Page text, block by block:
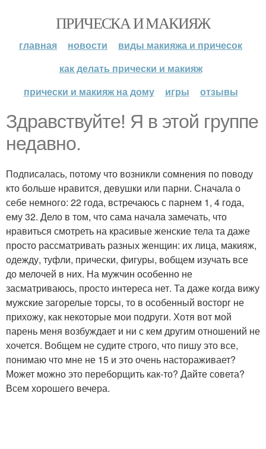
ПРИЧЕСКА И МАКИЯЖ
главная новости
виды макияжа и причесок
как делать прически и макияж
прически и макияж на дому
игры отзывы
Здравствуйте! Я в этой группе
недавно.
Подписалась, потому что возникли сомнения по поводу
кто больше нравится, девушки или парни. Сначала о
себе немного: 22 года, встречаюсь с парнем 1, 4 года,
ему 32. Дело в том, что сама начала замечать, что
нравиться смотреть на красивые женские тела та даже
просто рассматривать разных женщин: их лица, макияж,
одежду, туфли, прически, фигуры, вобщем изучать все
до мелочей в них. На мужчин особенно не
засматриваюсь, просто интереса нет. Та даже когда вижу
мужские загорелые торсы, то в особенный восторг не
прихожу, как некоторые мои подруги. Хотя вот мой
парень меня возбуждает и ни с кем другим отношений не
хочется. Вобщем не судите строго, что пишу это все,
понимаю что мне не 15 и это очень настораживает?
Может можно это переборщить как-то? Дайте совета?
Всем хорошего вечера.